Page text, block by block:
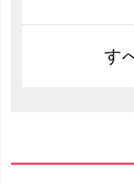
す